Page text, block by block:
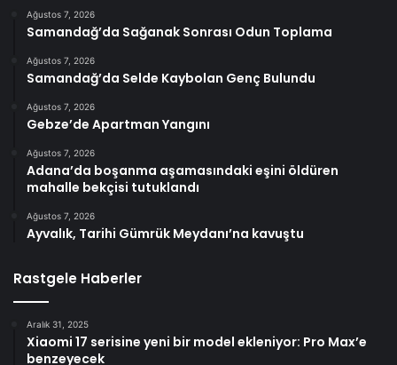
Ağustos 7, 2026
Samandağ’da Sağanak Sonrası Odun Toplama
Ağustos 7, 2026
Samandağ’da Selde Kaybolan Genç Bulundu
Ağustos 7, 2026
Gebze’de Apartman Yangını
Ağustos 7, 2026
Adana’da boşanma aşamasındaki eşini öldüren
mahalle bekçisi tutuklandı
Ağustos 7, 2026
Ayvalık, Tarihi Gümrük Meydanı’na kavuştu
Rastgele Haberler
Aralık 31, 2025
Xiaomi 17 serisine yeni bir model ekleniyor: Pro Max’e
benzeyecek